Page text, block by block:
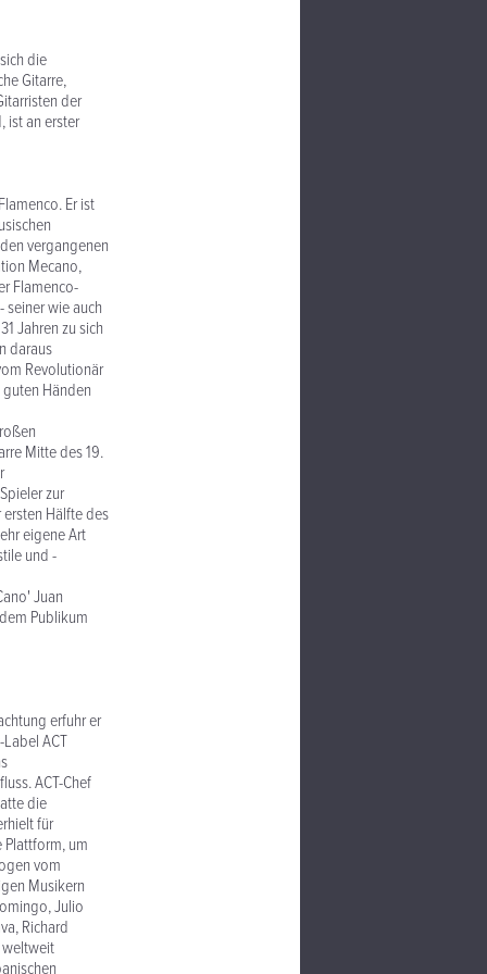
die
Gitarre,
der
ist an erster
Er ist
vergangenen
Mecano,
Flamenco-
seiner wie auch
Jahren zu sich
daraus
Revolutionär
Händen
Mitte des 19.
zur
Hälfte des
eigene Art
und -
Juan
Publikum
erfuhr er
ACT
ACT-Chef
die
für
Plattform, um
vom
Musikern
Julio
Richard
weltweit